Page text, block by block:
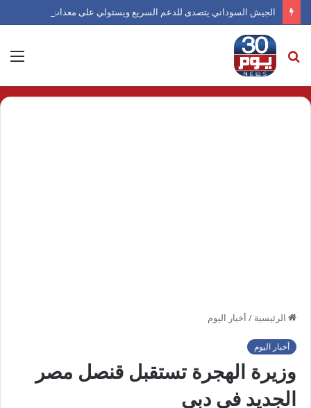
بحث
عن
الرئيسية / أخبار اليوم
أخبار اليوم
وزيرة الهجرة تستقبل قنصل مصر
الجديد في دبي